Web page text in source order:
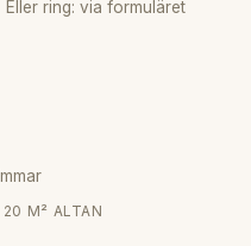
Eller ring: via formuläret
M² ALTAN